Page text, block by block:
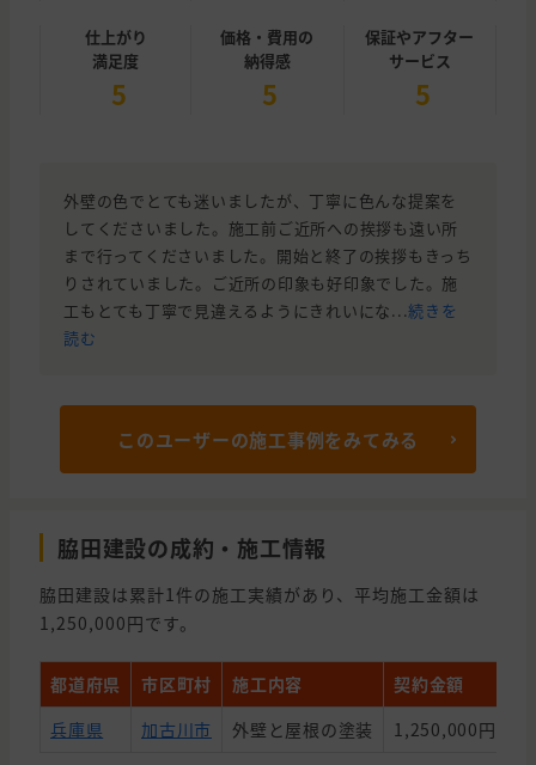
仕上がり
満足度
5
価格・費用の
納得感
5
保証やアフター
サービス
5
外壁の色でとても迷いましたが、丁寧に色んな提案を
してくださいました。施工前ご近所への挨拶も遠い所
まで行ってくださいました。開始と終了の挨拶もきっち
りされていました。ご近所の印象も好印象でした。施
工もとても丁寧で見違えるようにきれいにな...続きを
読む
このユーザーの施工事例をみてみる
脇田建設の成約・施工情報
脇田建設は累計1件の施工実績があり、平均施工金額は
1,250,000円です。
都道府県 市区町村 施工内容 契約金額
兵庫県
加古川市 外壁と屋根の塗装 1,250,000円